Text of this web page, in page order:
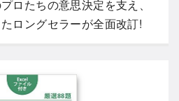
ロたちの意思決定を支え、
ロングセラーが全面改訂!